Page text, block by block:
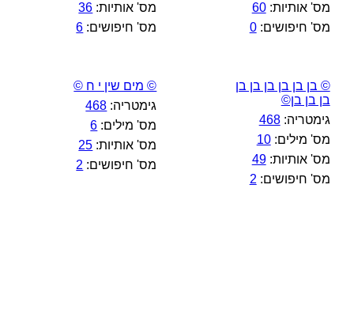
מס' אותיות:60
מס' חיפושים:0
מס' אותיות: 36
מס' חיפושים: 6
© בן בן בן בן בן בן
בן בן בן©
גימטריה:468
מס' מילים:10
מס' אותיות:49
מס' חיפושים: 2
© מים שין י ח ©
גימטריה: 468
מס' מילים: 6
מס' אותיות: 25
מס' חיפושים: 2